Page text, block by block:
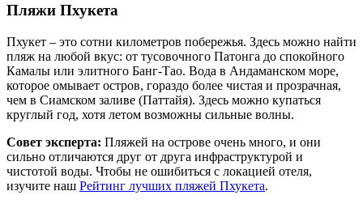
Пляжи Пхукета
Пхукет – это сотни километров побережья. Здесь можно найти
пляж на любой вкус: от тусовочного Патонга до спокойного
Камалы или элитного Банг-Тао. Вода в Андаманском море,
которое омывает остров, гораздо более чистая и прозрачная,
чем в Сиамском заливе (Паттайя). Здесь можно купаться
круглый год, хотя летом возможны сильные волны.
Совет эксперта: Пляжей на острове очень много, и они
сильно отличаются друг от друга инфраструктурой и
чистотой воды. Чтобы не ошибиться с локацией отеля,
изучите наш Рейтинг лучших пляжей Пхукета.